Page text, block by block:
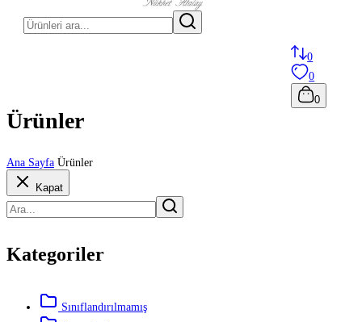
0
0
0
Ürünler
Ana Sayfa Ürünler
Kapat
Kategoriler
Sınıflandırılmamış